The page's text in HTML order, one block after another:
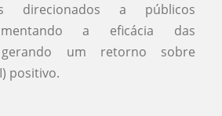
direcionados a públicos
a eficácia das
um retorno sobre
positivo.